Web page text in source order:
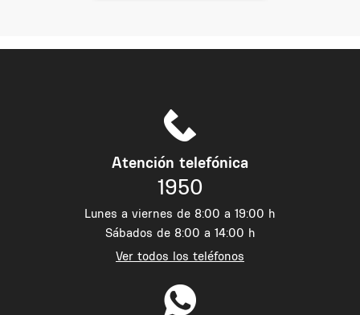
Atención telefónica
1950
Lunes a viernes de 8:00 a 19:00 h
Sábados de 8:00 a 14:00 h
Ver todos los teléfonos